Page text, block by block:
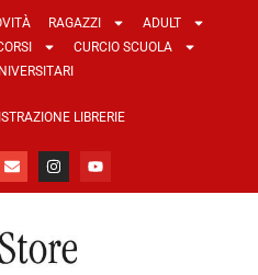
RAGAZZI
ADULT
CURCIO SCUOLA
LIBRERIE